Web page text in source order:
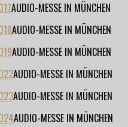
AUDIO-MESSE IN MÜNCHEN
AUDIO-MESSE IN MÜNCHEN
AUDIO-MESSE IN MÜNCHEN
AUDIO-MESSE IN MÜNCHEN
AUDIO-MESSE IN MÜNCHEN
AUDIO-MESSE IN MÜNCHEN